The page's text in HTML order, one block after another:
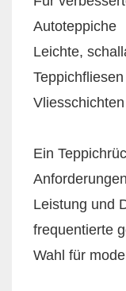
Autoteppiche
Leichte,
Teppichfliesen
Ein
Leistung und
frequentierte
Wahl für